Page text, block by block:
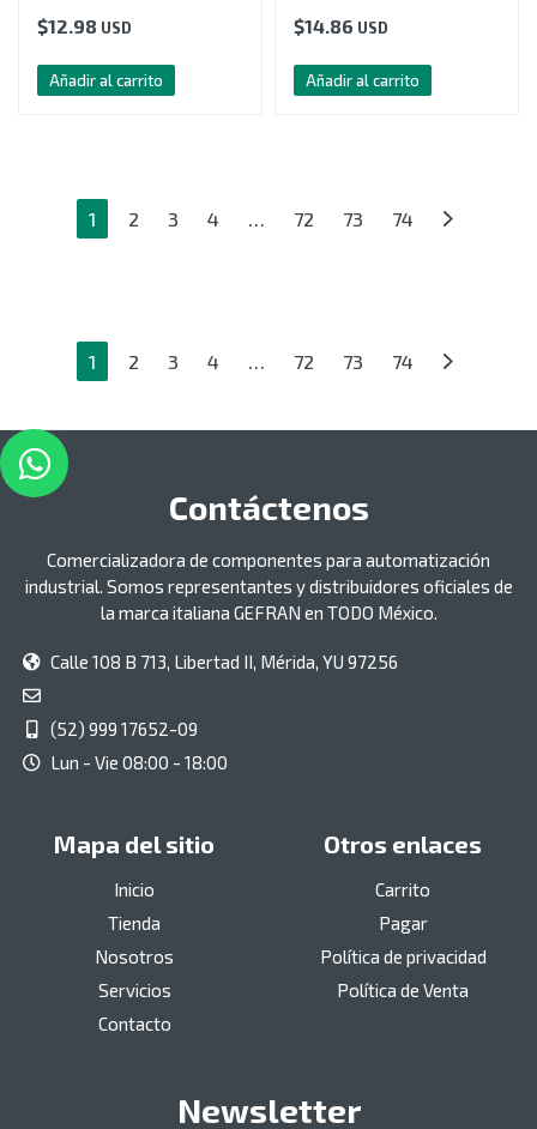
$12.98 USD
Añadir al carrito
$14.86 USD
Añadir al carrito
1 2 3 4 … 72 73 74
1 2 3 4 … 72 73 74
Contáctenos
Comercializadora de componentes para automatización
industrial. Somos representantes y distribuidores oficiales de
la marca italiana GEFRAN en TODO México.
Calle 108 B 713, Libertad II, Mérida, YU 97256
(52) 999 17652-09
Lun - Vie 08:00 - 18:00
Mapa del sitio
Inicio
Tienda
Nosotros
Servicios
Contacto
Otros enlaces
Carrito
Pagar
Política de privacidad
Política de Venta
Newsletter